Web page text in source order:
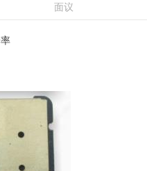
面议